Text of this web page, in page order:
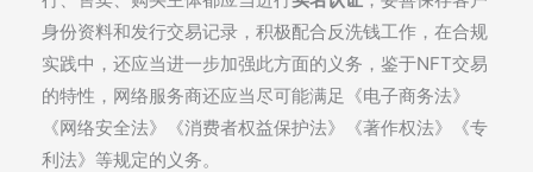
身份资料和发行交易记录，积极配合反洗钱工作，在合规
实践中，还应当进一步加强此方面的义务，鉴于NFT交易
的特性，网络服务商还应当尽可能满足《电子商务法》
《网络安全法》《消费者权益保护法》《著作权法》《专
利法》等规定的义务。